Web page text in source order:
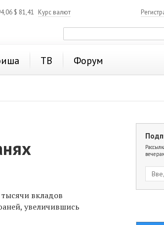
$ 81,41 Курс валют
ТВ Форум
вкладов
увеличившись